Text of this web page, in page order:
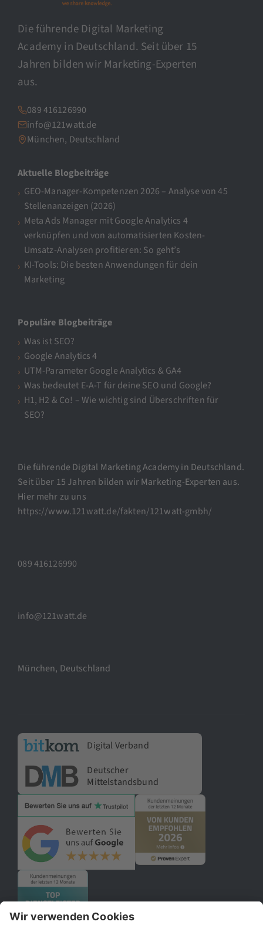
Die führende Digital Marketing
Academy in Deutschland. Seit über 15
Jahren bilden wir Marketing-Experten
aus.
089 416126990
info@121watt.de
München, Deutschland
Aktuelle Blogbeiträge
GEO-Manager-Kompetenzen 2026 – Analyse von 45
Stellenanzeigen (2026)
Meta Ads Manager mit Google Analytics 4
verknüpfen und von automatisierten Kosten-
Umsatz-Analysen profitieren: So geht’s
KI-Tools: Die besten Anwendungen für dein
Marketing
Populäre Blogbeiträge
Was ist SEO?
Google Analytics 4
UTM-Parameter Google Analytics & GA4
Was bedeutet E-A-T für deine SEO und Google?
H1, H2 & Co! – Wie wichtig sind Überschriften für
SEO?
Die führende Digital Marketing Academy in Deutschland.
Seit über 15 Jahren bilden wir Marketing-Experten aus.
Hier mehr zu uns
https://www.121watt.de/fakten/121watt-gmbh/
089 416126990
info@121watt.de
München, Deutschland
Digital Verband
Deutscher
Mittelstandsbund